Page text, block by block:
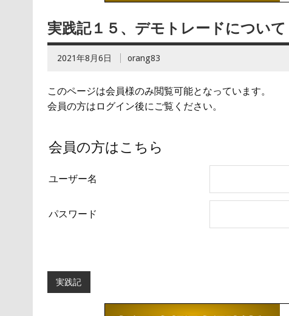
実践記１５、デモトレードについて
2021年8月6日 orang83
このページは会員様のみ閲覧可能となっています。
会員の方はログイン後にご覧ください。
会員の方はこちら
ユーザー名
パスワード
実践記